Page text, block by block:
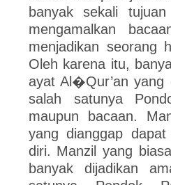
banyak sekali
mengamalkan
menjadikan seorang
Oleh karena itu,
ayat Al�Qur’an yang
salah satunya
maupun bacaan.
yang dianggap
diri. Manzil yang
banyak dijadikan